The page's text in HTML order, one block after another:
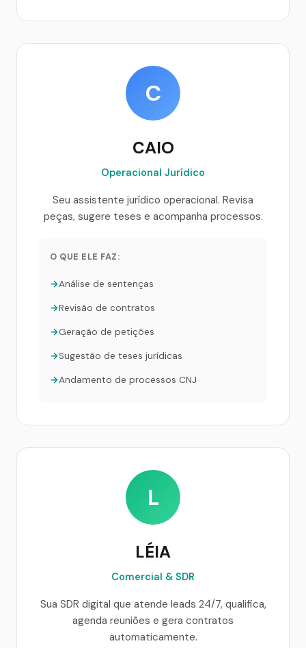
C
CAIO
Operacional Jurídico
Seu assistente jurídico operacional. Revisa
peças, sugere teses e acompanha processos.
O QUE ELE FAZ:
Análise de sentenças
Revisão de contratos
Geração de petições
Sugestão de teses jurídicas
Andamento de processos CNJ
L
LÉIA
Comercial & SDR
Sua SDR digital que atende leads 24/7, qualifica,
agenda reuniões e gera contratos
automaticamente.